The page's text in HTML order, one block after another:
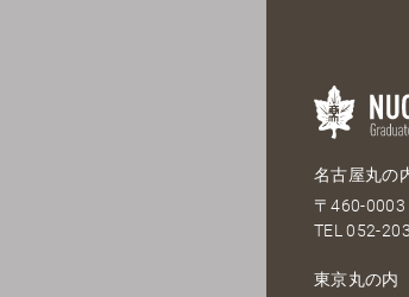
名古屋丸の
〒460-0003
TEL052-
東京丸の内